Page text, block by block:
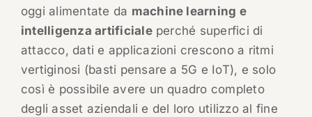
oggi alimentate da machine learning e
intelligenza artificialeperché superfici di
attacco, dati e applicazioni crescono a ritmi
vertiginosi (basti pensare a 5G e IoT), e solo
così è possibile avere un quadro completo
degli asset aziendali e del loro utilizzo al fine